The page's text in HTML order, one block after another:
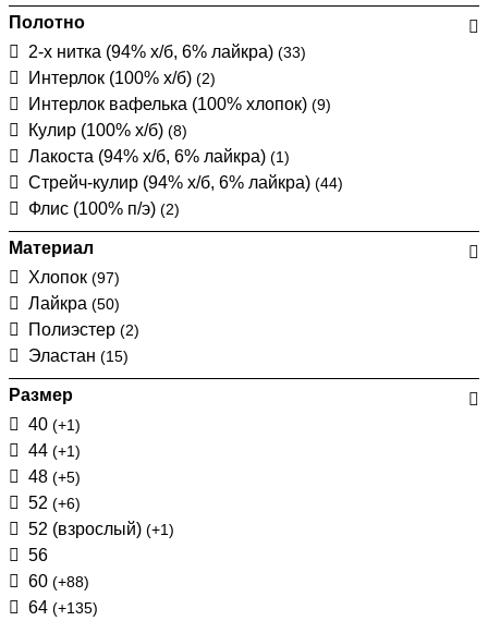
Полотно
2-х нитка (94% х/б, 6% лайкра) (33)
Интерлок (100% х/б) (2)
Интерлок вафелька (100% хлопок) (9)
Кулир (100% х/б) (8)
Лакоста (94% х/б, 6% лайкра) (1)
Стрейч-кулир (94% х/б, 6% лайкра) (44)
Флис (100% п/э) (2)
Материал
Хлопок (97)
Лайкра (50)
Полиэстер (2)
Эластан (15)
Размер
40 (+1)
44 (+1)
48 (+5)
52 (+6)
52 (взрослый) (+1)
56
60 (+88)
64 (+135)